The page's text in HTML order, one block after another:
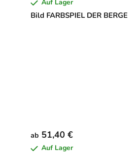
Bild FARBSPIEL DER BERGE
Auf Lager
ab 51,40 €
Auf Lager